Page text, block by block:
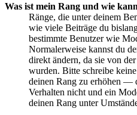
Was ist mein Rang und wie
Ränge, die unter deinem
wie viele Beiträge du
bestimmte Benutzer wie
Normalerweise kannst du
direkt ändern, da sie von
wurden. Bitte schreibe
deinen Rang zu erhöhen —
Verhalten nicht und ein
deinen Rang unter